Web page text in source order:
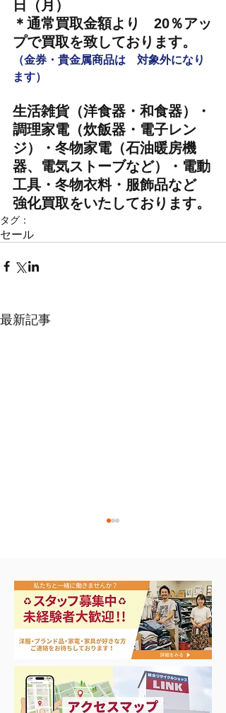
日（月）
＊通常買取金額より　20％アッ
プで買取を致しております。
（金券・貴金属商品は　対象外になり
ます）
生活雑貨（洋食器・和食器）・
調理家電（炊飯器・電子レン
ジ）・冬物家電（石油暖房機
器、電気ストーブなど）・電動
工具・冬物衣料・服飾品など
強化買取をいたしております。
タグ：
セール
最新記事
本日から3日間の大セー
ル‼️